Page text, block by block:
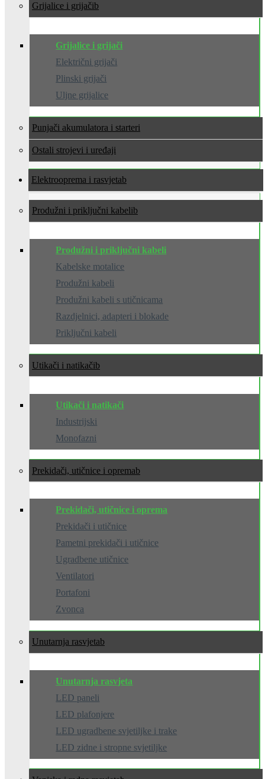
Grijalice i grijači
Grijalice i grijači
Električni grijači
Plinski grijači
Uljne grijalice
Punjači akumulatora i starteri
Ostali strojevi i uređaji
Elektrooprema i rasvjeta
Produžni i priključni kabeli
Produžni i priključni kabeli
Kabelske motalice
Produžni kabeli
Produžni kabeli s utičnicama
Razdjelnici, adapteri i blokade
Priključni kabeli
Utikači i natikači
Utikači i natikači
Industrijski
Monofazni
Prekidači, utičnice i oprema
Prekidači, utičnice i oprema
Prekidači i utičnice
Pametni prekidači i utičnice
Ugradbene utičnice
Ventilatori
Portafoni
Zvonca
Unutarnja rasvjeta
Unutarnja rasvjeta
LED paneli
LED plafonjere
LED ugradbene svjetiljke i trake
LED zidne i stropne svjetiljke